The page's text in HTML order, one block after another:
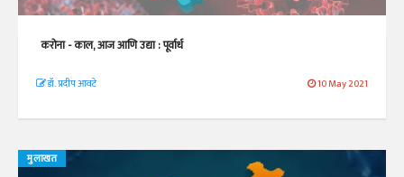
करोना - काल, आज आणि उद्या : पूर्वार्ध
डॉ. प्रदीप आवटे 10 May 2021
मुलाखत